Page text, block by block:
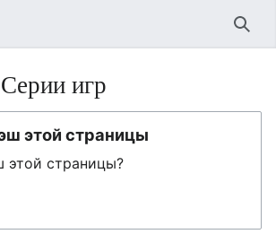
игр
этой страницы
этой страницы?